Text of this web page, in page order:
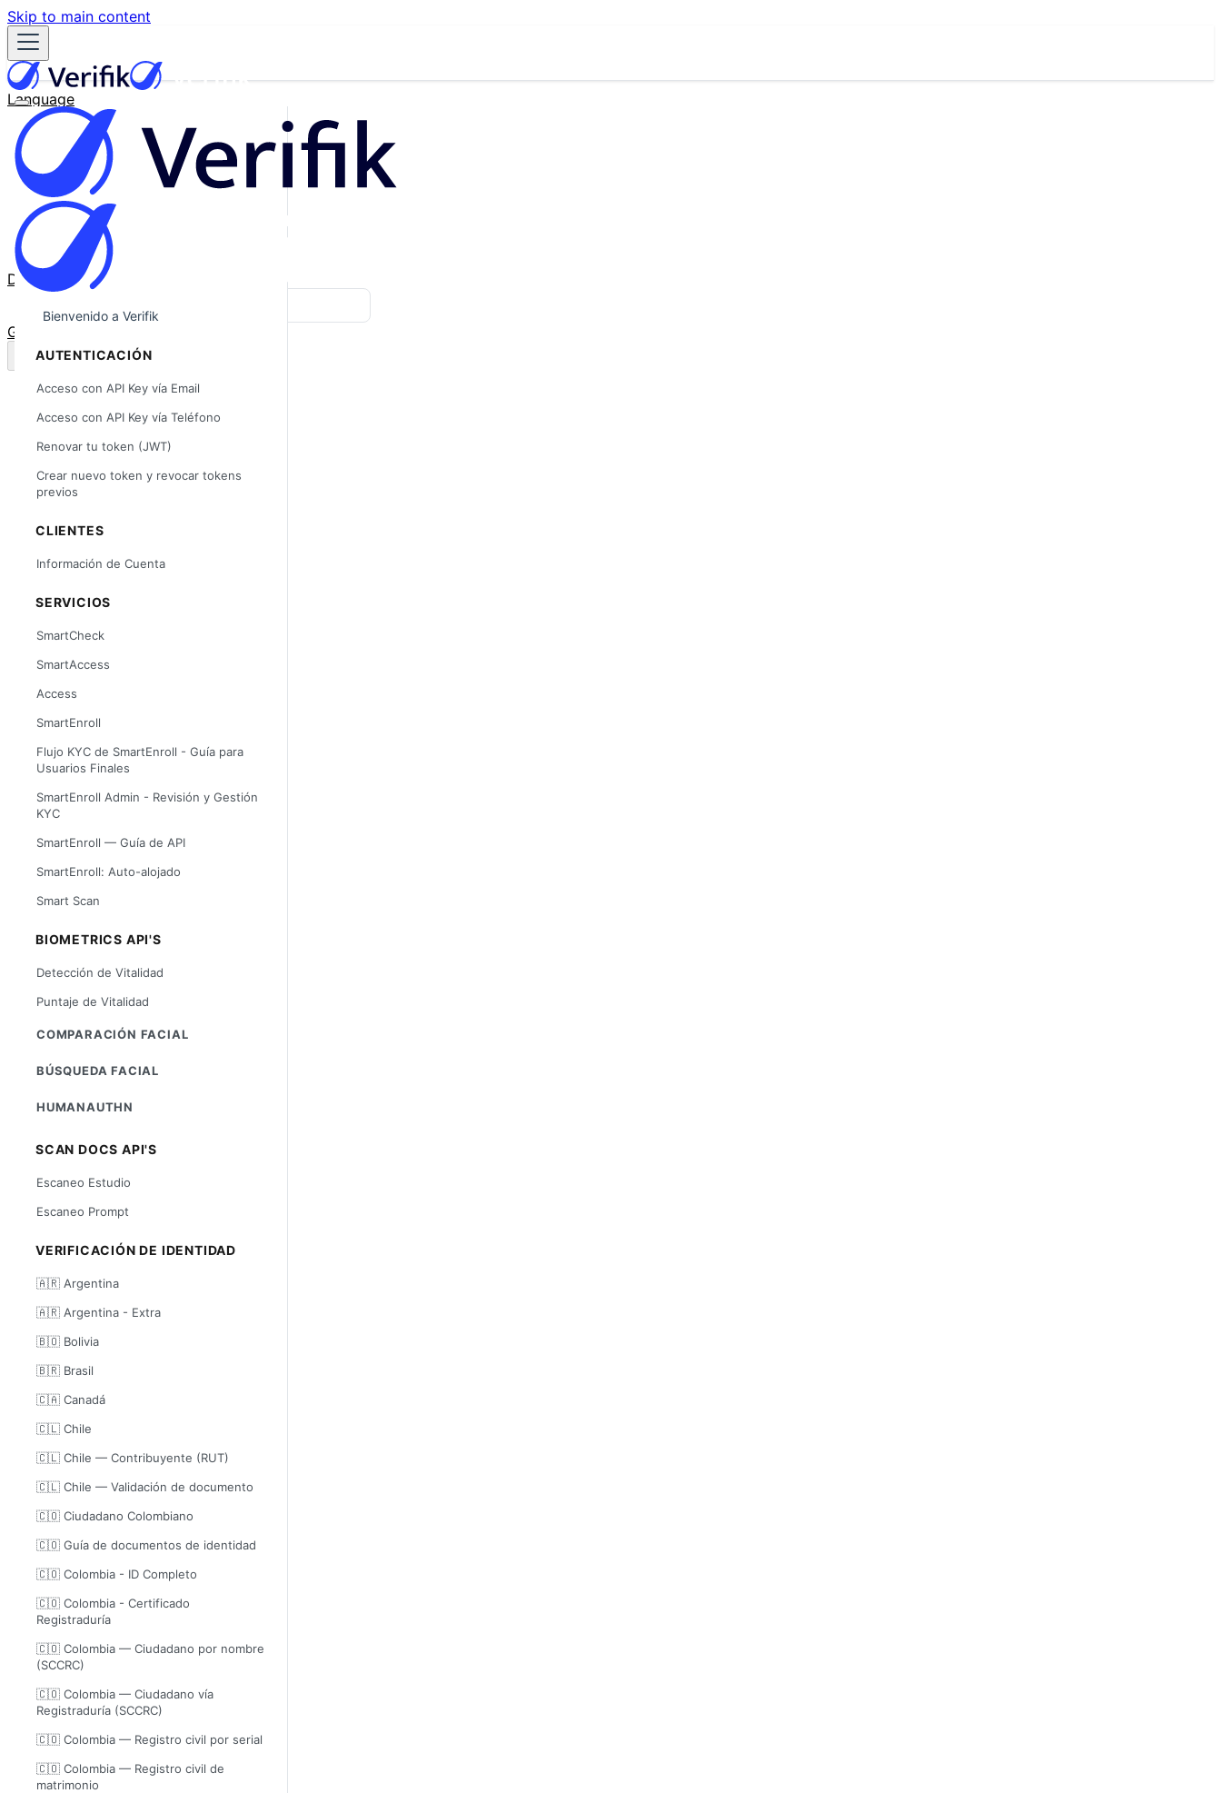
Skip to main content
Language
English
Español
Français
Português
한국어
日本語
中文
Docs
GitHub
Bienvenido a Verifik
AUTENTICACIÓN
Acceso con API Key vía Email
Acceso con API Key vía Teléfono
Renovar tu token (JWT)
Crear nuevo token y revocar tokens
previos
CLIENTES
Información de Cuenta
SERVICIOS
SmartCheck
SmartAccess
Access
SmartEnroll
Flujo KYC de SmartEnroll - Guía para
Usuarios Finales
SmartEnroll Admin - Revisión y Gestión
KYC
SmartEnroll — Guía de API
SmartEnroll: Auto-alojado
Smart Scan
BIOMETRICS API'S
Detección de Vitalidad
Puntaje de Vitalidad
COMPARACIÓN FACIAL
BÚSQUEDA FACIAL
HUMANAUTHN
SCAN DOCS API'S
Escaneo Estudio
Escaneo Prompt
VERIFICACIÓN DE IDENTIDAD
🇦🇷 Argentina
🇦🇷 Argentina - Extra
🇧🇴 Bolivia
🇧🇷 Brasil
🇨🇦 Canadá
🇨🇱 Chile
🇨🇱 Chile — Contribuyente (RUT)
🇨🇱 Chile — Validación de documento
🇨🇴 Ciudadano Colombiano
🇨🇴 Guía de documentos de identidad
🇨🇴 Colombia - ID Completo
🇨🇴 Colombia - Certificado
Registraduría
🇨🇴 Colombia — Ciudadano por nombre
(SCCRC)
🇨🇴 Colombia — Ciudadano vía
Registraduría (SCCRC)
🇨🇴 Colombia — Registro civil por serial
🇨🇴 Colombia — Registro civil de
matrimonio